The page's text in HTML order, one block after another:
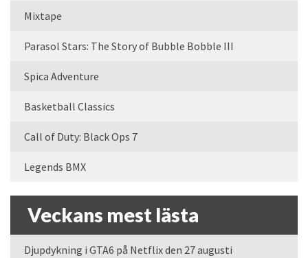
Mixtape
Parasol Stars: The Story of Bubble Bobble III
Spica Adventure
Basketball Classics
Call of Duty: Black Ops 7
Legends BMX
Veckans mest lästa
Djupdykning i GTA6 på Netflix den 27 augusti